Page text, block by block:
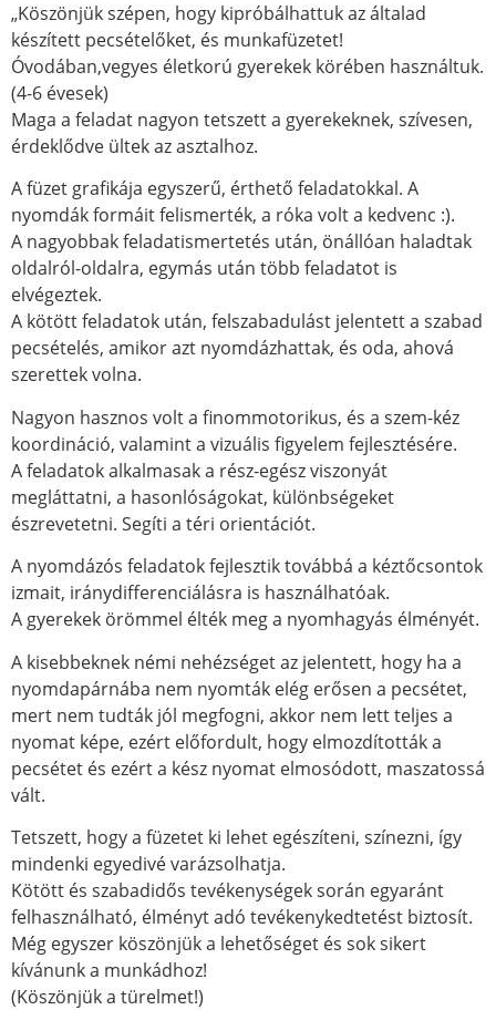
„Köszönjük szépen, hogy kipróbálhattuk az általad
készített pecsételőket, és munkafüzetet!
Óvodában,vegyes életkorú gyerekek körében használtuk.
(4-6 évesek)
Maga a feladat nagyon tetszett a gyerekeknek, szívesen,
érdeklődve ültek az asztalhoz.
A füzet grafikája egyszerű, érthető feladatokkal. A
nyomdák formáit felismerték, a róka volt a kedvenc :).
A nagyobbak feladatismertetés után, önállóan haladtak
oldalról-oldalra, egymás után több feladatot is
elvégeztek.
A kötött feladatok után, felszabadulást jelentett a szabad
pecsételés, amikor azt nyomdázhattak, és oda, ahová
szerettek volna.
Nagyon hasznos volt a finommotorikus, és a szem-kéz
koordináció, valamint a vizuális figyelem fejlesztésére.
A feladatok alkalmasak a rész-egész viszonyát
megláttatni, a hasonlóságokat, különbségeket
észrevetetni. Segíti a téri orientációt.
A nyomdázós feladatok fejlesztik továbbá a kéztőcsontok
izmait, iránydifferenciálásra is használhatóak.
A gyerekek örömmel élték meg a nyomhagyás élményét.
A kisebbeknek némi nehézséget az jelentett, hogy ha a
nyomdapárnába nem nyomták elég erősen a pecsétet,
mert nem tudták jól megfogni, akkor nem lett teljes a
nyomat képe, ezért előfordult, hogy elmozdították a
pecsétet és ezért a kész nyomat elmosódott, maszatossá
vált.
Tetszett, hogy a füzetet ki lehet egészíteni, színezni, így
mindenki egyedivé varázsolhatja.
Kötött és szabadidős tevékenységek során egyaránt
felhasználható, élményt adó tevékenykedtetést biztosít.
Még egyszer köszönjük a lehetőséget és sok sikert
kívánunk a munkádhoz!
(Köszönjük a türelmet!)